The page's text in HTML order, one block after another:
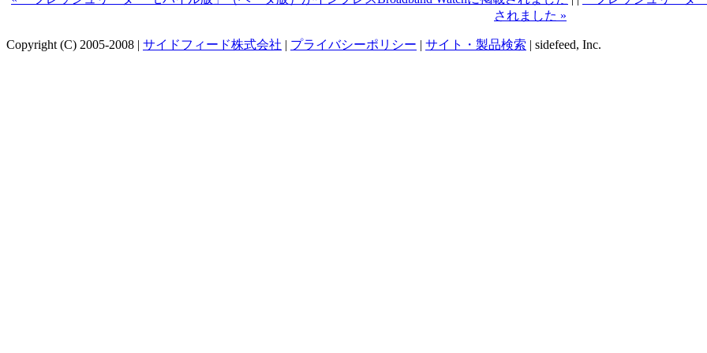
されました »
Copyright (C) 2005-2008 | サイドフィード株式会社 | プライバシーポリシー | サイト・製品検索 | sidefeed, Inc.